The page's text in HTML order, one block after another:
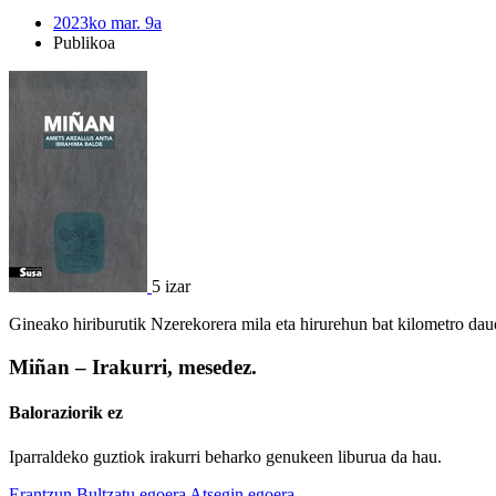
2023ko mar. 9a
Publikoa
5 izar
Gineako hiriburutik Nzerekorera mila eta hirurehun bat kilometro
Miñan – Irakurri, mesedez.
Baloraziorik ez
Iparraldeko guztiok irakurri beharko genukeen liburua da hau.